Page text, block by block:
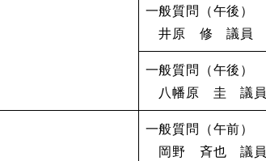
一般質問（午後）
井原 修 議員
一般質問（午後）
八幡原 圭 議員
一般質問（午前）
岡野 斉也 議員